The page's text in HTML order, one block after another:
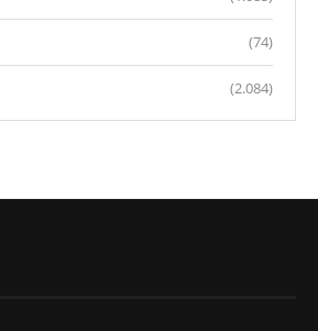
(74)
(2.084)